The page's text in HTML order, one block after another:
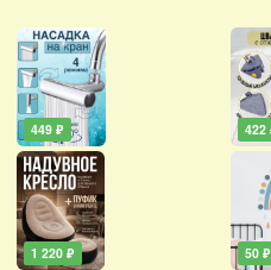
449 ₽
1 220 ₽
422
50 ₽